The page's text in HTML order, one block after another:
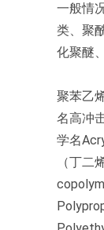
一般情
类、聚
化聚醚
聚苯乙
名高冲
学名
（丁